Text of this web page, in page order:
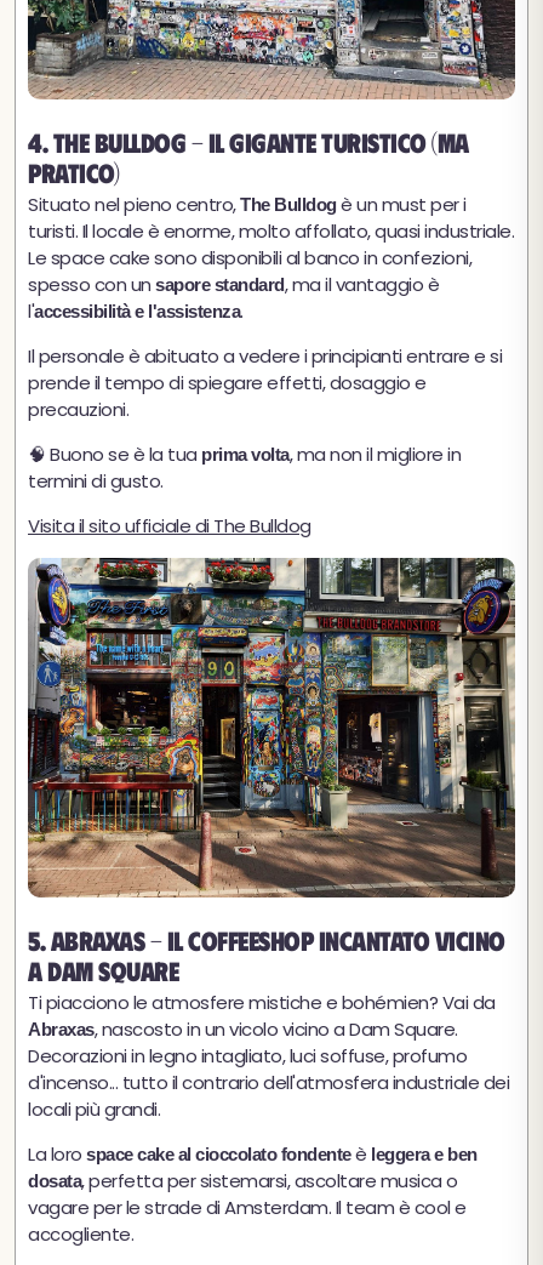
4. The Bulldog - Il gigante turistico (ma
pratico)
Situato nel pieno centro,The Bulldogè un must per i
turisti. Il locale è enorme, molto affollato, quasi industriale.
Le space cake sono disponibili al banco in confezioni,
spesso con un sapore standard, ma il vantaggio è
l'accessibilità e l'assistenza.
Il personale è abituato a vedere i principianti entrare e si
prende il tempo di spiegare effetti, dosaggio e
precauzioni.
🧠 Buono se è la tua prima volta, ma non il migliore in
termini di gusto.
Visita il sito ufficiale di The Bulldog
5. Abraxas - Il coffeeshop incantato vicino
a Dam Square
Ti piacciono le atmosfere mistiche e bohémien? Vai da
Abraxas, nascosto in un vicolo vicino a Dam Square.
Decorazioni in legno intagliato, luci soffuse, profumo
d'incenso... tutto il contrario dell'atmosfera industriale dei
locali più grandi.
La loro space cake al cioccolato fondenteè leggera e ben
dosata, perfetta per sistemarsi, ascoltare musica o
vagare per le strade di Amsterdam. Il team è cool e
accogliente.